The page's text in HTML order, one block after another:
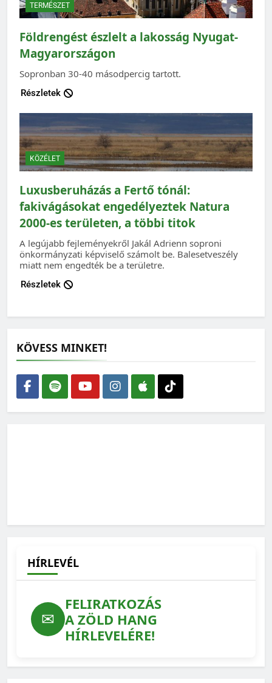
TERMÉSZET
Földrengést észlelt a lakosság Nyugat-
Magyarországon
Sopronban 30-40 másodpercig tartott.
Részletek
KÖZÉLET
Luxusberuházás a Fertő tónál:
fakivágásokat engedélyeztek Natura
2000-es területen, a többi titok
A legújabb fejleményekről Jakál Adrienn soproni
önkormányzati képviselő számolt be. Balesetveszély
miatt nem engedték be a területre.
Részletek
KÖVESS MINKET!
HÍRLEVÉL
✉
FELIRATKOZÁS
A ZÖLD HANG
HÍRLEVELÉRE!